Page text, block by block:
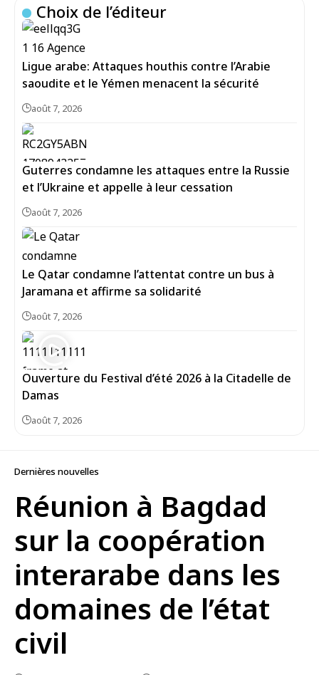
Choix de l’éditeur
Ligue arabe: Attaques houthis contre l’Arabie
saoudite et le Yémen menacent la sécurité
août 7, 2026
Guterres condamne les attaques entre la Russie
et l’Ukraine et appelle à leur cessation
août 7, 2026
Le Qatar condamne l’attentat contre un bus à
Jaramana et affirme sa solidarité
août 7, 2026
Ouverture du Festival d’été 2026 à la Citadelle de
Damas
août 7, 2026
Dernières nouvelles
Réunion à Bagdad
sur la coopération
interarabe dans les
domaines de l’état
civil